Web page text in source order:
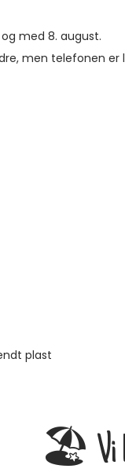
med 8. august.
men telefonen
plast
🏖️ Vi